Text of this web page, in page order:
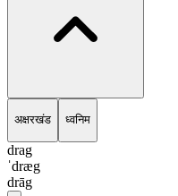
अक्षरखंड ध्वनिम
drag
ˈdræg
drāg